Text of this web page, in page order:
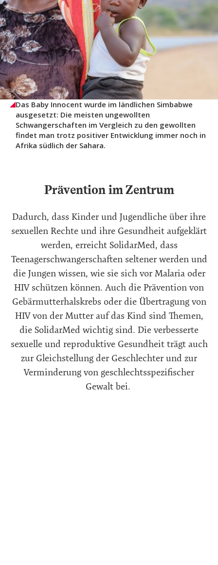
Das Baby Innocent wurde im ländlichen Simbabwe
ausgesetzt: Die meisten ungewollten
Schwangerschaften im Vergleich zu den gewollten
findet man trotz positiver Entwicklung immer noch in
Afrika südlich der Sahara.
Prävention im Zentrum
Dadurch, dass Kinder und Jugendliche über ihre
sexuellen Rechte und ihre Gesundheit aufgeklärt
werden, erreicht SolidarMed, dass
Teenagerschwangerschaften seltener werden und
die Jungen wissen, wie sie sich vor Malaria oder
HIV schützen können. Auch die Prävention von
Gebärmutterhalskrebs oder die Übertragung von
HIV von der Mutter auf das Kind sind Themen,
die SolidarMed wichtig sind. Die verbesserte
sexuelle und reproduktive Gesundheit trägt auch
zur Gleichstellung der Geschlechter und zur
Verminderung von geschlechtsspezifischer
Gewalt bei.